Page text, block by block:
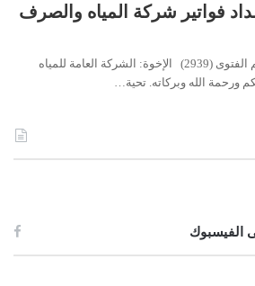
فواتير شركة المياه والصرف
بِسْمِ اللهِ الرَّحْمَنِ الرَّحِيمِ رقم الفتوى (2939) الإخوة: الشركة العامة للمياه
الله وبركاته. تحية…
الفيسبوك